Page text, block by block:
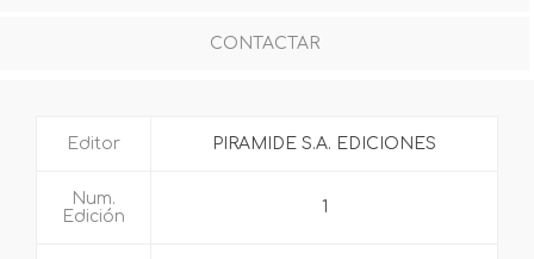
CONTACTAR
Editor PIRAMIDE S.A. EDICIONES
Num.
Edición
1